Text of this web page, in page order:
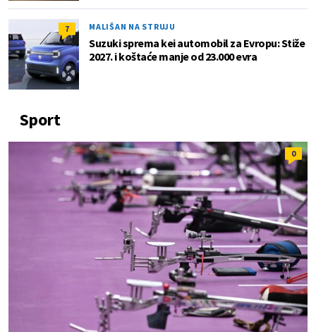
7 MALIŠAN NA STRUJU
Suzuki sprema kei automobil za Evropu: Stiže
2027. i koštaće manje od 23.000 evra
Sport
0